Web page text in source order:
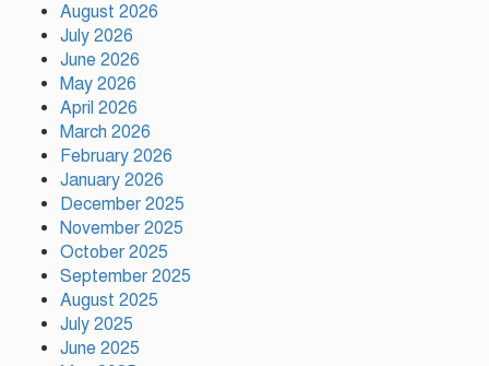
জমিয়ত
August 2026
July 2026
June 2026
May 2026
April 2026
March 2026
February 2026
January 2026
December 2025
November 2025
October 2025
September 2025
August 2025
July 2025
June 2025